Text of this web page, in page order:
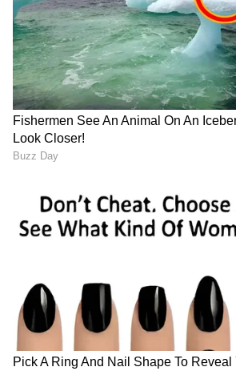
ರಷ್ಯಾದಿಂದ ತೈಲ ಖರೀದಿಸುವ
ಭಾರತಕ್ಕೆ 100% ತೆರಿಗೆ? ಅಮೆರಿಕ
ಸೆನೆಟ್‌ನಲ್ಲಿ ಬಿಲ್ ಪಾಸ್!
ತಾಯಿಯ
ದೊಡ್ಡ
ರಕ್ಷಿಸಲು
LATEST VIDEOS
"ರಾಜಕೀಯ ಬೇಡ, ಸಿನಿಮಾನೇ
ಕನಕೋತ್ಸವದಲ್ಲಿ ರಿಷಬ್ ಶೆಟ್ಟಿ |
Shetty speech | Suvarna News
ಶೇ.50 ರಿಂದ ಶೇ.18 ಕ್ಕೆ TAX ಇಳಿಕೆ:
ಟ್ರಂಪ್ ಐತಿಹಾಸಿಕ ಒಪ್ಪಂದ | India US
Trade Deal | Party Rounds